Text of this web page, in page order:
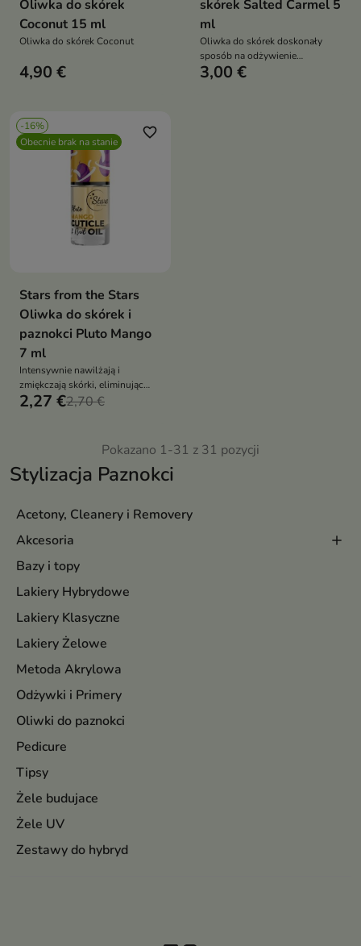
Stylizacja Paznokci
Acetony, Cleanery i Removery
Akcesoria
Bazy i topy
Lakiery Hybrydowe
Lakiery Klasyczne
Lakiery Żelowe
Metoda Akrylowa
Odżywki i Primery
Oliwki do paznokci
Pedicure
Tipsy
Żele budujace
Żele UV
Zestawy do hybryd
Oliwka do skórek
Coconut 15 ml
Oliwka do skórek Coconut
4,90 €
skórek Salted Carmel 5
ml
Oliwka do skórek doskonały
sposób na odżywienie
niepomalowanych paznokci
3,00 €
-16%
Obecnie brak na stanie
favorite_border
Stars from the Stars
Oliwka do skórek i
paznokci Pluto Mango
7 ml
Intensywnie nawilżają i
zmiękczają skórki, eliminując
problem zadzierania i pękania
2,27 €2,70 €
Pokazano 1-31 z 31 pozycji